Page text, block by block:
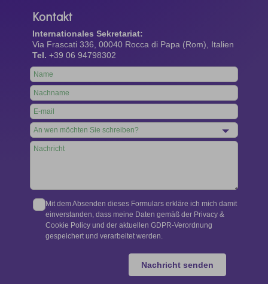
Kontakt
Internationales Sekretariat:
Via Frascati 336, 00040 Rocca di Papa (Rom), Italien
Tel. +39 06 94798302
Leave
this
field
blank
Mit dem Absenden dieses Formulars erkläre ich mich damit
einverstanden, dass meine Daten gemäß der Privacy &
Cookie Policy und der aktuellen GDPR-Verordnung
gespeichert und verarbeitet werden.
Nachricht senden